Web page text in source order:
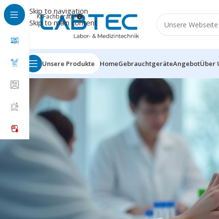
Skip to navigation
Skip to main content
KI Fachberater
Unsere Produkte HomeGebrauchtgeräteAngebotÜber